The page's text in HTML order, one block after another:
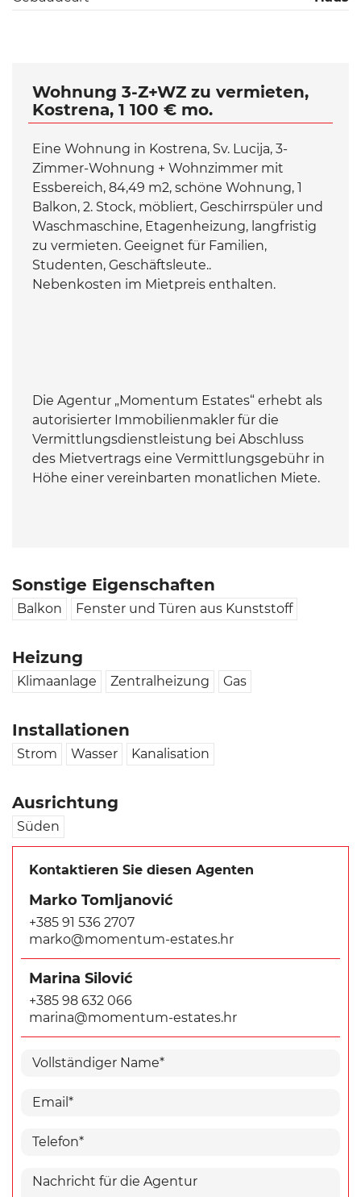
Wohnung 3-Z+WZ zu vermieten,
Kostrena, 1 100 € mo.
Eine Wohnung in Kostrena, Sv. Lucija, 3-
Zimmer-Wohnung + Wohnzimmer mit
Essbereich, 84,49 m2, schöne Wohnung, 1
Balkon, 2. Stock, möbliert, Geschirrspüler und
Waschmaschine, Etagenheizung, langfristig
zu vermieten. Geeignet für Familien,
Studenten, Geschäftsleute..
Nebenkosten im Mietpreis enthalten.
Die Agentur „Momentum Estates“ erhebt als
autorisierter Immobilienmakler für die
Vermittlungsdienstleistung bei Abschluss
des Mietvertrags eine Vermittlungsgebühr in
Höhe einer vereinbarten monatlichen Miete.
Sonstige Eigenschaften
Balkon Fenster und Türen aus Kunststoff
Heizung
Klimaanlage Zentralheizung Gas
Installationen
Strom Wasser Kanalisation
Ausrichtung
Süden
Kontaktieren Sie diesen Agenten
Marko Tomljanović
+385 91 536 2707
marko@momentum-estates.hr
Marina Silović
+385 98 632 066
marina@momentum-estates.hr